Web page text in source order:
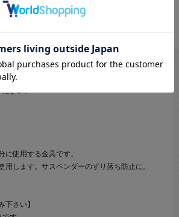
に使用する金具です。
用します。サスペンダーのずり落ち防止に。
下さい】